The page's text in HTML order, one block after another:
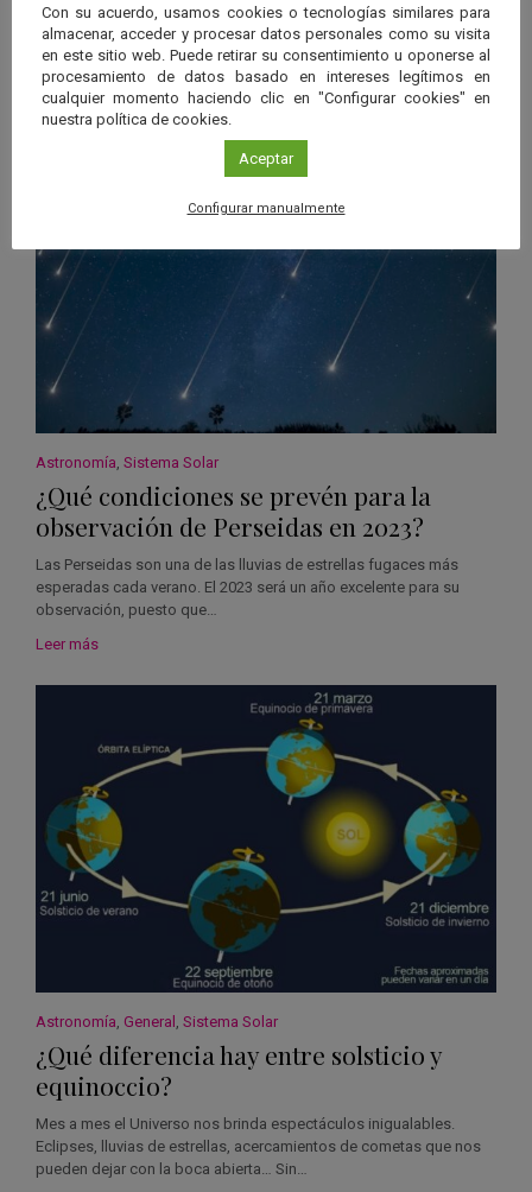
de color? ¿Influye en las mareas?
Solo hay que levantar de vez en cuando la vista al cielo para
observar, tanto de día como de noche, que la Luna va cambiando…
Leer más
Astronomía Sistema Solar
¿Qué condiciones se prevén para la
observación de Perseidas en 2023?
Las Perseidas son una de las lluvias de estrellas fugaces más
esperadas cada verano. El 2023 será un año excelente para su
observación, puesto que…
Leer más
Astronomía General Sistema Solar
¿Qué diferencia hay entre solsticio y
equinoccio?
Mes a mes el Universo nos brinda espectáculos inigualables.
Eclipses, lluvias de estrellas, acercamientos de cometas que nos
pueden dejar con la boca abierta… Sin…
Con su acuerdo, usamos cookies o tecnologías similares para
almacenar, acceder y procesar datos personales como su visita
en este sitio web. Puede retirar su consentimiento u oponerse al
procesamiento de datos basado en intereses legítimos en
cualquier momento haciendo clic en "Configurar cookies" en
nuestra política de cookies.
Aceptar
Configurar manualmente